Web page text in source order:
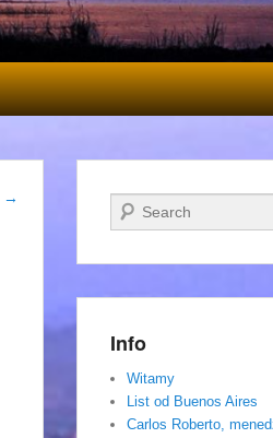
→ Szukaj
Info
Witamy
List od Buenos Aires
Carlos Roberto,